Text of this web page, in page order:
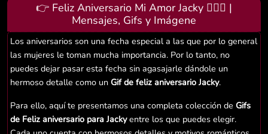
👉 Feliz Aniversario Mi Amor Jacky 👨‍❤️‍👨 |
Mensajes, Gifs y Imágene
Los aniversarios son una fecha especial a las que por lo general
las mujeres le toman mucha importancia. Por lo tanto, no
puedes dejar pasar esta fecha sin agasajarle dándole un
hermoso detalle como un Gif de feliz aniversario Jacky.
Para ello, aquí te presentamos una completa colección de Gifs
de Feliz aniversario para Jackyentre los que puedes elegir.